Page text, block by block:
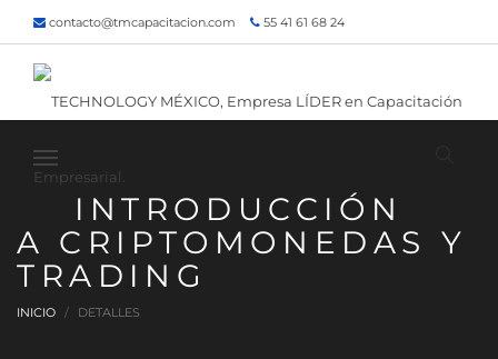
contacto@tmcapacitacion.com 55 41 61 68 24
55 47 60 80 49
Inicio ¿Quiénes somos? Contacto
¡Siguenos!
INTRODUCCIÓN
A CRIPTOMONEDAS Y
TRADING
INICIO DETALLES